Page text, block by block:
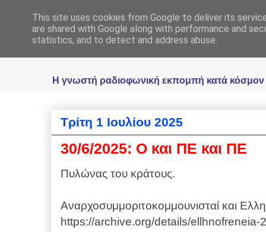
Ραδιοφωνική
Η γνωστή ραδιοφωνική εκπομπή κατά κόσμον
Τρίτη 1 Ιουλίου 2025
30/6/2025: Ο και ΠΕ και ΠΕ
Πυλώνας του κράτους.
Αναρχοσυμμοριτοκομμουνισταί και
https://archive.org/details/ellhnofreneia-
This site uses cookies from Google to deliver its
are shared with Google along with performance and
statistics, and to detect and address abuse.